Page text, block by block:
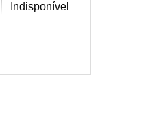
Indisponível